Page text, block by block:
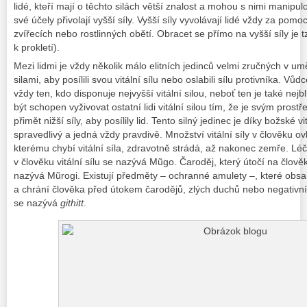
lidé, kteří mají o těchto silách větší znalost a mohou s nimi
své účely přivolají vyšší síly. Vyšší síly vyvolávají lidé vždy za
zvířecích nebo rostlinných obětí. Obracet se přímo na vyšší síly je
k prokletí).
Mezi lidmi je vždy několik málo elitních jedinců velmi zručných v
silami, aby posílili svou vitální sílu nebo oslabili sílu protivníka.
vždy ten, kdo disponuje nejvyšší vitální silou, neboť ten je také
být schopen vyživovat ostatní lidi vitální silou tím, že je svým
přimět nižší síly, aby posílily lid. Tento silný jedinec je díky božské
spravedlivý a jedná vždy pravdivě. Množství vitální síly v člověku
kterému chybí vitální síla, zdravotně strádá, až nakonec zemře.
v člověku vitální sílu se nazývá Mũgo. Čaroděj, který útočí na
nazývá Mũrogi. Existují předměty – ochranné amulety –, které
a chrání člověka před útokem čarodějů, zlých duchů nebo
se nazývá githitt.